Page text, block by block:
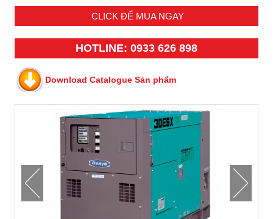
CLICK ĐỂ MUA NGAY
HOTLINE: 0933 626 898
Download Catalogue Sản phẩm